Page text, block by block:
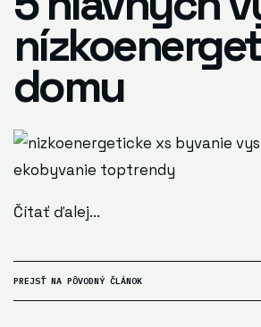
domu
Čítať ďalej...
PREJSŤ NA PÔVODNÝ ČLÁNOK